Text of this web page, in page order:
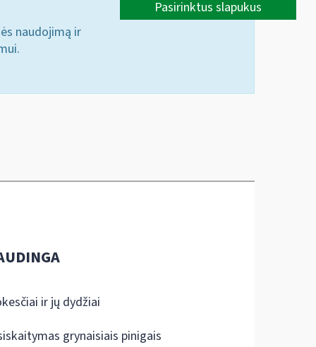
naudojimą ir
Pasirinktus slapukus
ir jų dydžiai
grynaisiais pinigais